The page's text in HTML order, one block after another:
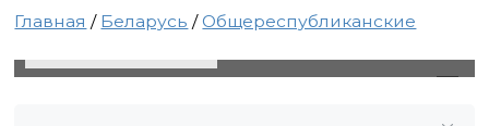
Главная / Беларусь /Общереспубликанские